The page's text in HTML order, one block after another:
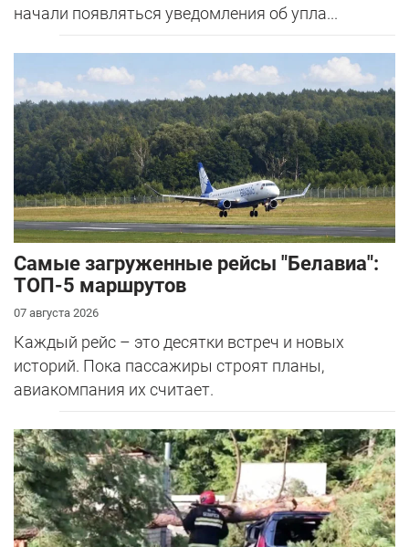
начали появляться уведомления об упла...
Самые загруженные рейсы "Белавиа":
ТОП-5 маршрутов
07 августа 2026
Каждый рейс – это десятки встреч и новых
историй. Пока пассажиры строят планы,
авиакомпания их считает.